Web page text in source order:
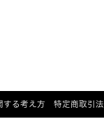
する考え方 特定商取引